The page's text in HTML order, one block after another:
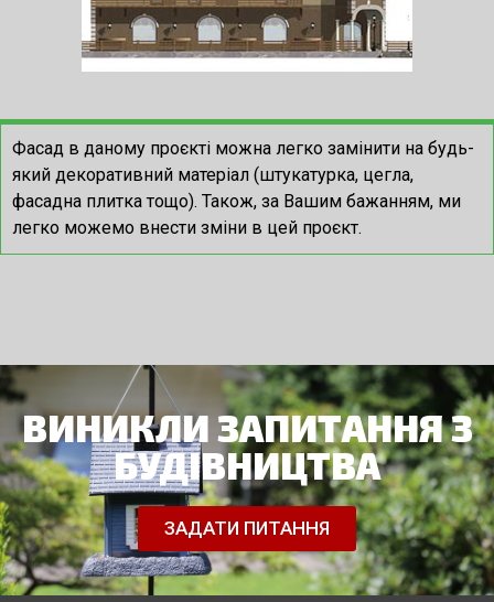
Фасад в даному проєкті можна легко замінити на будь-
який декоративний матеріал (штукатурка, цегла,
фасадна плитка тощо). Також, за Вашим бажанням, ми
легко можемо внести зміни в цей проєкт.
ВИНИКЛИ ЗАПИТАННЯ З
БУДІВНИЦТВА
ЗАДАТИ ПИТАННЯ